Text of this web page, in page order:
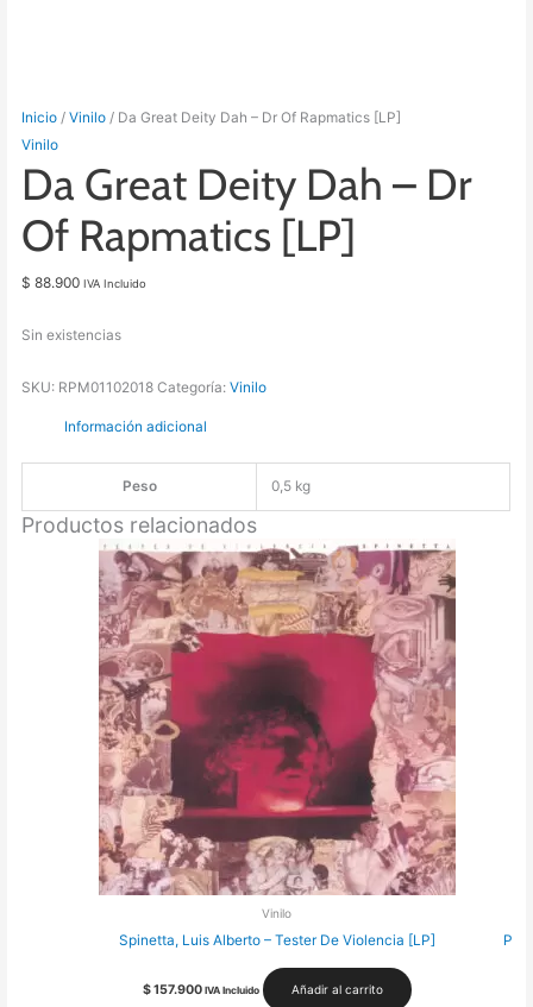
Inicio /Vinilo / Da Great Deity Dah – Dr Of Rapmatics [LP]
Vinilo
Da Great Deity Dah – Dr
Of Rapmatics [LP]
$ 88.900 IVA Incluido
Sin existencias
SKU: RPM01102018 Categoría:Vinilo
Información adicional
Peso 0,5 kg
Productos relacionados
Vinilo
Spinetta, Luis Alberto – Tester De Violencia [LP]
$157.900 IVA Incluido Añadir al carrito